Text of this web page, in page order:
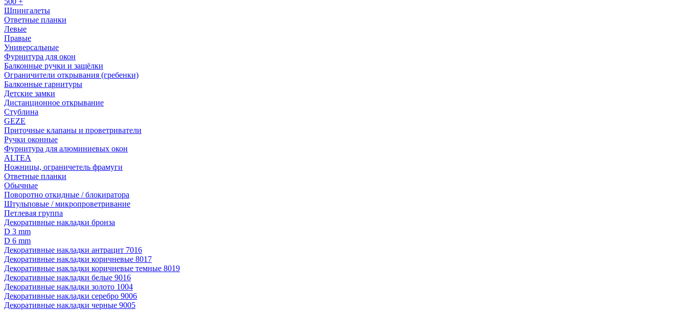
Шпингалеты
Ответные планки
Левые
Правые
Универсальные
Фурнитура для окон
Балконные ручки и защёлки
Ограничители открывания (гребенки)
Балконные гарнитуры
Детские замки
Дистанционное открывание
Стублина
GEZE
Приточные клапаны и проветриватели
Ручки оконные
Фурнитура для алюминиевых окон
ALTEA
Ножницы, ограничетель фрамуги
Ответные планки
Обычные
Поворотно откидные / блокиратора
Штульповые / микропроветривание
Петлевая группа
Декоративные накладки бронза
D 3 mm
D 6 mm
Декоративные накладки антрацит 7016
Декоративные накладки коричневые 8017
Декоративные накладки коричневые темные 8019
Декоративные накладки белые 9016
Декоративные накладки золото 1004
Декоративные накладки серебро 9006
Декоративные накладки черные 9005